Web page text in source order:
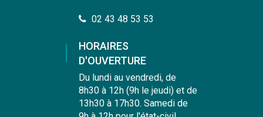
02 43 48 53 53
HORAIRES
D'OUVERTURE
Du lundi au vendredi, de
8h30 à 12h (9h le jeudi) et de
13h30 à 17h30. Samedi de